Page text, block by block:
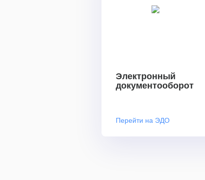
Электронный
документооборот
Перейти на ЭДО